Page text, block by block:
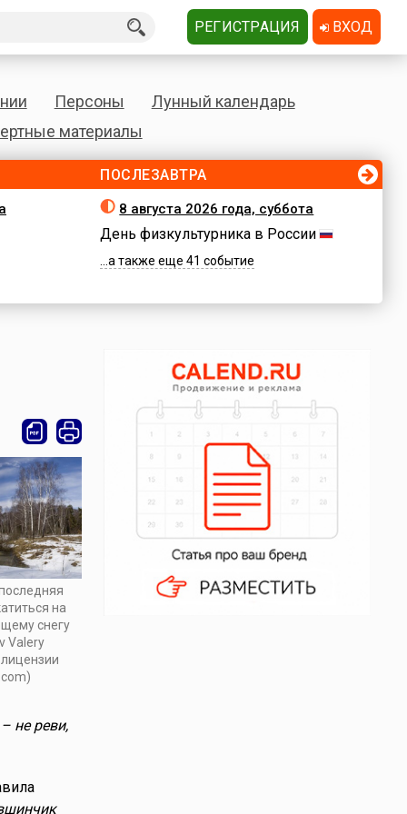
Персоны
Лунный календарь
материалы
ПОСЛЕЗАВТРА
8 августа 2026 года, суббота
День физкультурника в России
...а также еще 41 событие
на
снегу
Valery
не реви,
РЕГИСТРАЦИЯ ВХОД